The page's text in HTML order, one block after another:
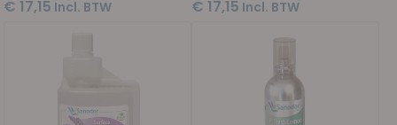
€ 17,15 € 17,15